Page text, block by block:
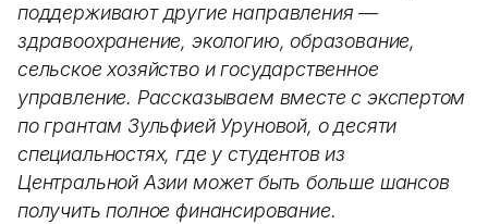
поддерживают другие направления —
здравоохранение, экологию, образование,
сельское хозяйство и государственное
управление. Рассказываем вместе с экспертом
по грантам Зульфией Уруновой, о десяти
специальностях, где у студентов из
Центральной Азии может быть больше шансов
получить полное финансирование.